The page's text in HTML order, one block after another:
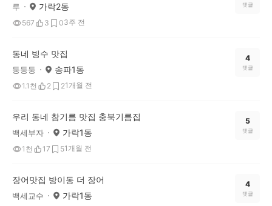
루 가락2동
567 3 03주 전
댓글
동네 빙수 맛집
둥둥둥 송파1동
1.1천 2 21개월 전
4
댓글
우리 동네 참기름 맛집 충북기름집
백세부자 가락1동
1천 17 51개월 전
5
댓글
장어맛집 방이동 더 장어
백세교수 가락1동
4
댓글